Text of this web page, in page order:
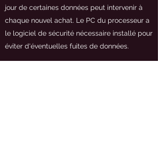
jour de certaines données peut intervenir à
chaque nouvel achat. Le PC du processeur a
le logiciel de sécurité nécessaire installé pour
éviter d'éventuelles fuites de données.